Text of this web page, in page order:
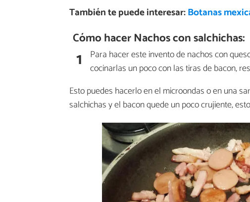
También te puede interesar:Botanas
Cómo hacer Nachos con salchichas:
1 Para hacer este invento de nachos con
cocinarlas un poco con las tiras de bacon,
Esto puedes hacerlo en el microondas o en una
salchichas y el bacon quede un poco crujiente,